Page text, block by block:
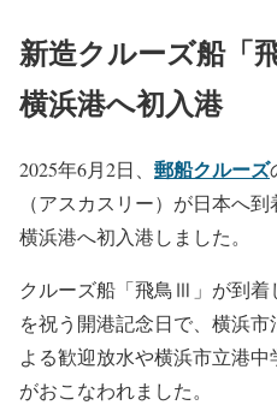
新造クルーズ船「
横浜港へ初入港
2025年6月2日、 郵船クルーズ
（アスカスリー）が日本へ
横浜港へ初入港しました。
クルーズ船「飛鳥Ⅲ」が到着
を祝う開港記念日で、横浜
よる歓迎放水や横浜市立港
がおこなわれました。